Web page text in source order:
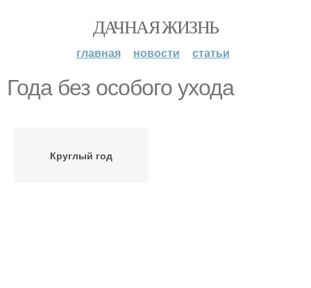
ДАЧНАЯ ЖИЗНЬ
главная новости статьи
Года без особого ухода
Круглый год